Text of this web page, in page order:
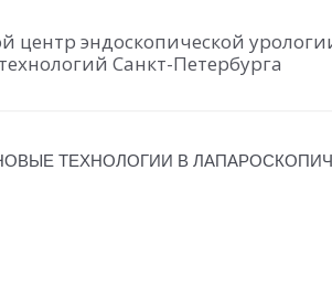
центр эндоскопической
Санкт-Петербурга
ТЕХНОЛОГИИ В